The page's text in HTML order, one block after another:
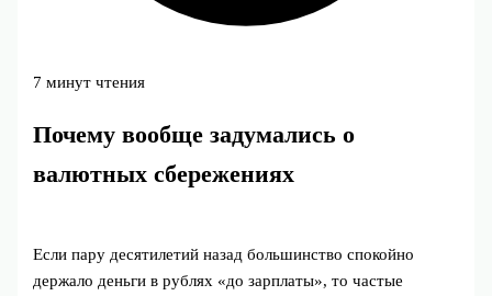
7 минут чтения
Почему вообще задумались о
валютных сбережениях
Если пару десятилетий назад большинство спокойно
держало деньги в рублях «до зарплаты», то частые